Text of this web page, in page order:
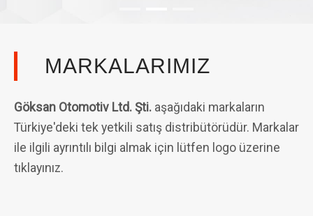
MARKALARIMIZ
Göksan Otomotiv Ltd. Şti. aşağıdaki markaların
Türkiye'deki tek yetkili satış distribütörüdür. Markalar
ile ilgili ayrıntılı bilgi almak için lütfen logo üzerine
tıklayınız.